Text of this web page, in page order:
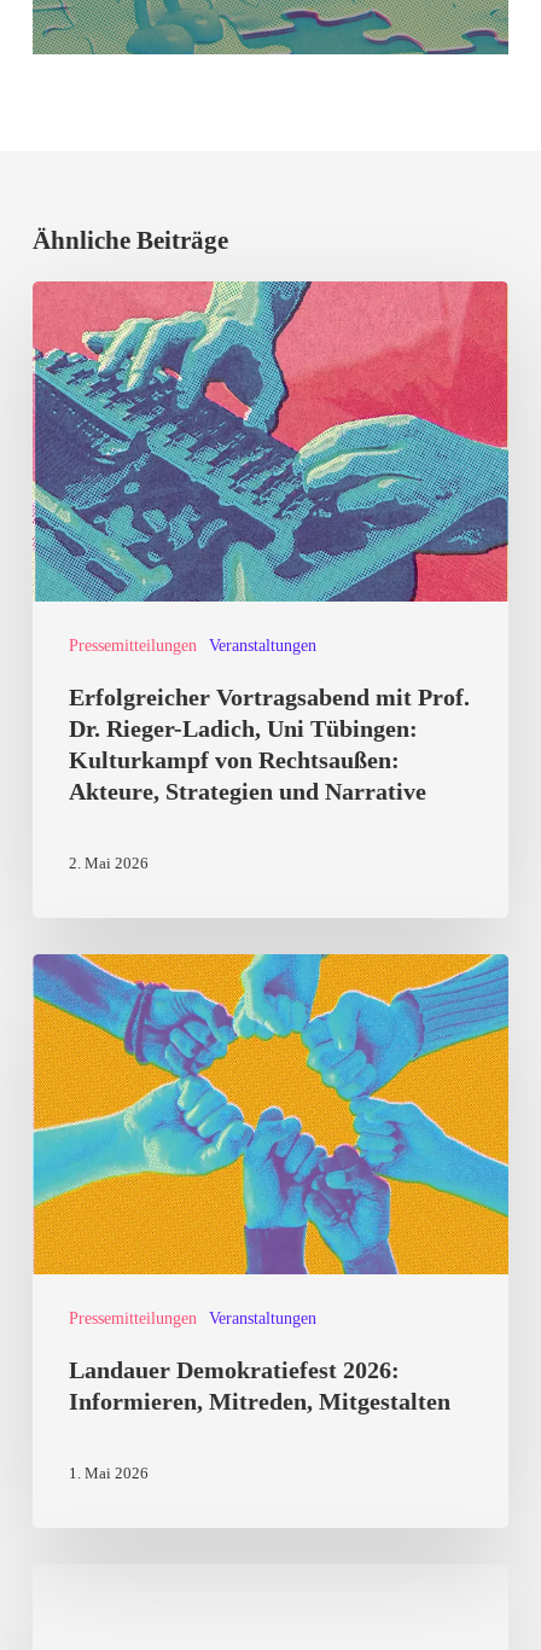
Ähnliche Beiträge
Pressemitteilungen Veranstaltungen
Erfolgreicher
Vortragsabend
mit
Prof.
Dr.
Rieger-
Ladich,
Uni
Tübingen:
Kulturkampf
Rechtsaußen:
Akteure,
Strategien
Erfolgreicher Vortragsabend mit Prof.
Dr. Rieger-Ladich, Uni Tübingen:
Kulturkampf von Rechtsaußen:
Akteure, Strategien und Narrative
2. Mai 2026
Pressemitteilungen Veranstaltungen
Landauer
Demokratiefest
2026:
Informieren,
Mitreden,
Mitgestalten
Landauer Demokratiefest 2026:
Informieren, Mitreden, Mitgestalten
1. Mai 2026